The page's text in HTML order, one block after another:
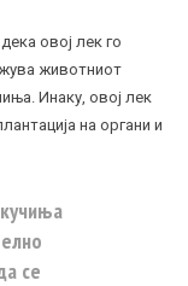
овој лек го
животниот
Инаку, овој лек
на органи и
се